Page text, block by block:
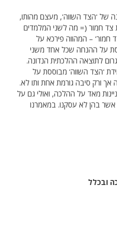
של 'הצד השווה', מעצם מהותו,
צד חמור (= מה לשני המלמדים
חמור' – המהווה פירכא על
על ההנחה שכל אחד משני
לתוצאה ההלכתית הנדונה.
'הצד השווה' מבוססת על
ורק סיבה גורמת אחת ותו לא.
מאד על ההלכה, ואולי גם על
אשר בהן לא עסקנו. במאמרנו
ובכלל